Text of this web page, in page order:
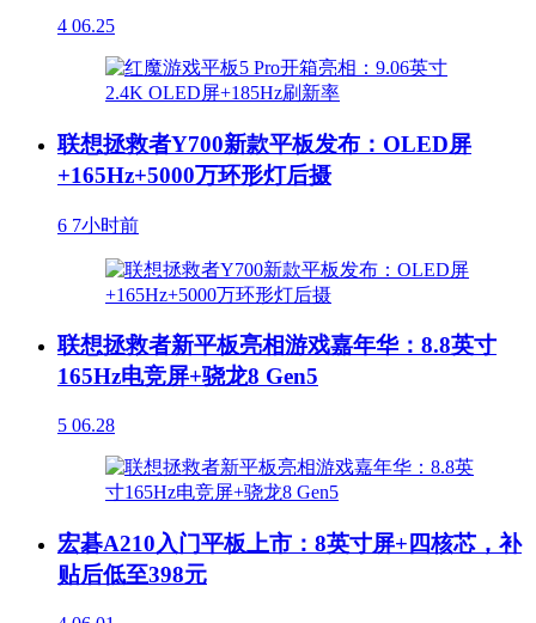
4 06.25
联想拯救者Y700新款平板发布：OLED屏
+165Hz+5000万环形灯后摄
6 7小时前
联想拯救者新平板亮相游戏嘉年华：8.8英寸
165Hz电竞屏+骁龙8 Gen5
5 06.28
宏碁A210入门平板上市：8英寸屏+四核芯，补
贴后低至398元